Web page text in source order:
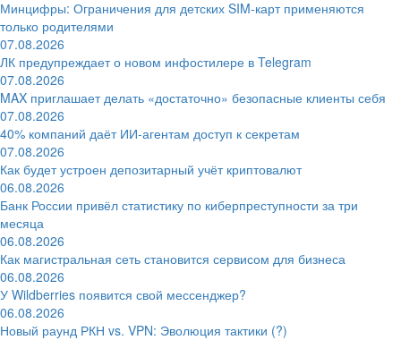
Минцифры: Ограничения для детских SIM-карт применяются
только родителями
07.08.2026
ЛК предупреждает о новом инфостилере в Telegram
07.08.2026
MAX приглашает делать «достаточно» безопасные клиенты себя
07.08.2026
40% компаний даёт ИИ‑агентам доступ к секретам
07.08.2026
Как будет устроен депозитарный учёт криптовалют
06.08.2026
Банк России привёл статистику по киберпреступности за три
месяца
06.08.2026
Как магистральная сеть становится сервисом для бизнеса
06.08.2026
У Wildberries появится свой мессенджер?
06.08.2026
Новый раунд РКН vs. VPN: Эволюция тактики (?)